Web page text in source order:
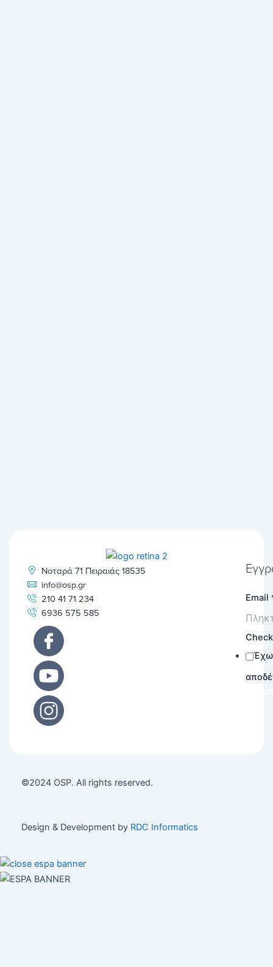
Νοταρά 71 Πειραιάς 18535
info@osp.gr
210 41 71 234
6936 575 585
Email
Έχω
©2024 OSP. All rights reserved.
Design & Development by RDC Informatics